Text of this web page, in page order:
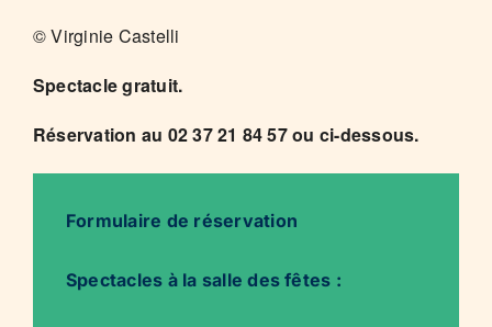
© Virginie Castelli
Spectacle gratuit.
Réservation au 02 37 21 84 57 ou ci-dessous.
Formulaire de réservation
Spectacles à la salle des fêtes :